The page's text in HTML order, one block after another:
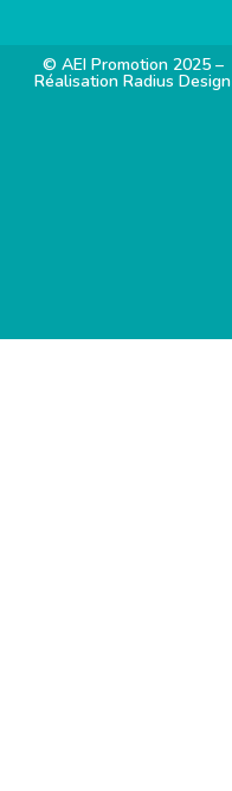
© AEI Promotion 2025 –
Réalisation Radius Design